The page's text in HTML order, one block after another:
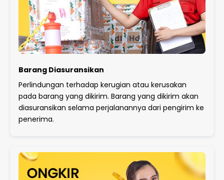
Barang Diasuransikan
Perlindungan terhadap kerugian atau kerusakan
pada barang yang dikirim. Barang yang dikirim akan
diasuransikan selama perjalanannya dari pengirim ke
penerima.